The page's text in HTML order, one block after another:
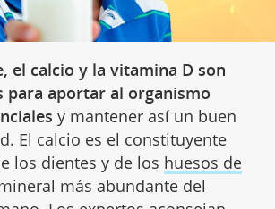
el calcio y la vitamina D son
para aportar al organismo
y mantener así un buen
El calcio es el constituyente
los dientes y de los huesos de
más abundante del